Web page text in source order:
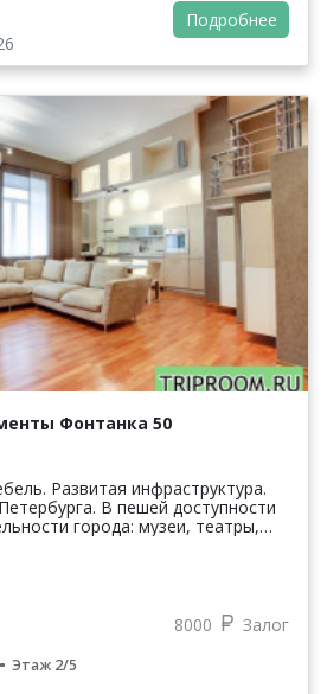
Подробнее
Фонтанка 50
В пешей доступности
города: музеи, театры,
8000 Залог
Этаж 2/5